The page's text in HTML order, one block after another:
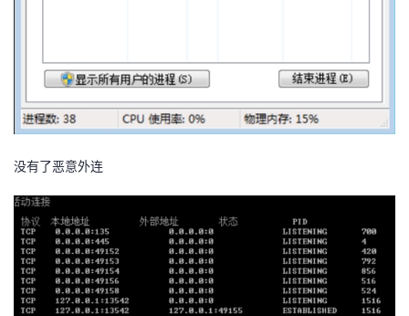
没有了恶意外连